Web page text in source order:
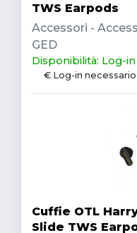
TWS Earpods
Accessori -
GED
Disponibilità: Log-in
€ Log-in necessario
Cuffie OTL
Slide TWS